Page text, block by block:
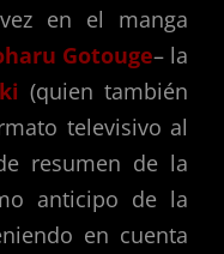
en el manga
Gotouge– la
(quien también
televisivo al
resumen de la
anticipo de la
en cuenta